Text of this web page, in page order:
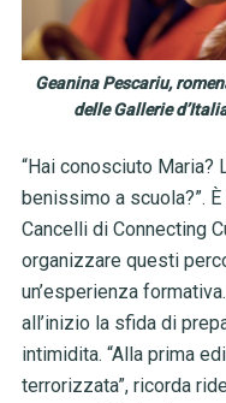
Geanina Pescariu,
delle Gallerie
“Hai conosciuto Maria?
benissimo a scuola?”.
Cancelli di Connecting
organizzare questi
un’esperienza
all’inizio la sfida di
intimidita. “Alla prima
terrorizzata”, ricorda